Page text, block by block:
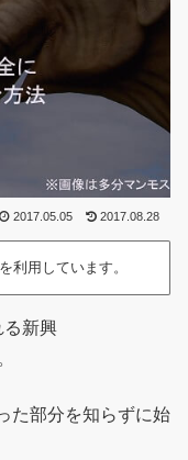
2017.05.05 2017.08.28
利用しています。
る新興
た部分を知らずに始